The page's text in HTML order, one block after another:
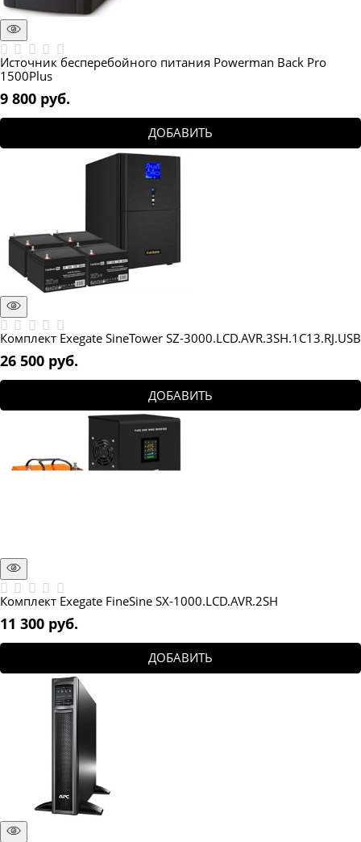
Источник бесперебойного питания Powerman Back Pro
1500Plus
9 800 руб.
ДОБАВИТЬ
Комплект Exegate SineTower SZ-3000.LCD.AVR.3SH.1C13.RJ.USB
26 500 руб.
ДОБАВИТЬ
Комплект Exegate FineSine SX-1000.LCD.AVR.2SH
11 300 руб.
ДОБАВИТЬ